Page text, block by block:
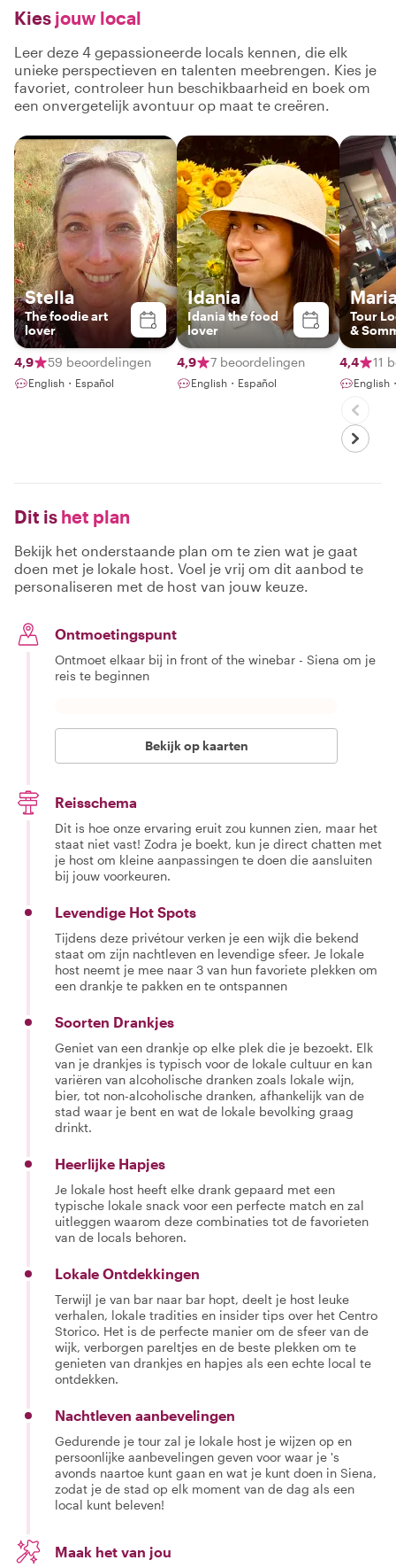
Kies jouw local
Leer deze 4 gepassioneerde locals kennen, die elk
unieke perspectieven en talenten meebrengen. Kies je
favoriet, controleer hun beschikbaarheid en boek om
een onvergetelijk avontuur op maat te creëren.
Stella
The foodie art
lover
4,9 59 beoordelingen
English・Español
Idania
Idania the food
lover
4,9 7 beoordelingen
English・Español
Tour
&
4,4 11
English
Dit is het plan
Bekijk het onderstaande plan om te zien wat je gaat
doen met je lokale host. Voel je vrij om dit aanbod te
personaliseren met de host van jouw keuze.
Ontmoetingspunt
Ontmoet elkaar bij in front of the winebar - Siena om je
reis te beginnen
Bekijk op kaarten
Reisschema
Dit is hoe onze ervaring eruit zou kunnen zien, maar het
staat niet vast! Zodra je boekt, kun je direct chatten met
je host om kleine aanpassingen te doen die aansluiten
bij jouw voorkeuren.
Levendige Hot Spots
Tijdens deze privétour verken je een wijk die bekend
staat om zijn nachtleven en levendige sfeer. Je lokale
host neemt je mee naar 3 van hun favoriete plekken om
een drankje te pakken en te ontspannen
Soorten Drankjes
Geniet van een drankje op elke plek die je bezoekt. Elk
van je drankjes is typisch voor de lokale cultuur en kan
variëren van alcoholische dranken zoals lokale wijn,
bier, tot non-alcoholische dranken, afhankelijk van de
stad waar je bent en wat de lokale bevolking graag
drinkt.
Heerlijke Hapjes
Je lokale host heeft elke drank gepaard met een
typische lokale snack voor een perfecte match en zal
uitleggen waarom deze combinaties tot de favorieten
van de locals behoren.
Lokale Ontdekkingen
Terwijl je van bar naar bar hopt, deelt je host leuke
verhalen, lokale tradities en insider tips over het Centro
Storico. Het is de perfecte manier om de sfeer van de
wijk, verborgen pareltjes en de beste plekken om te
genieten van drankjes en hapjes als een echte local te
ontdekken.
Nachtleven aanbevelingen
Gedurende je tour zal je lokale host je wijzen op en
persoonlijke aanbevelingen geven voor waar je 's
avonds naartoe kunt gaan en wat je kunt doen in Siena,
zodat je de stad op elk moment van de dag als een
local kunt beleven!
Maak het van jou